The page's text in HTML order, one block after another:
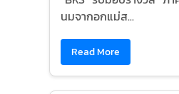
นมจากอกแม่ส...
Read More